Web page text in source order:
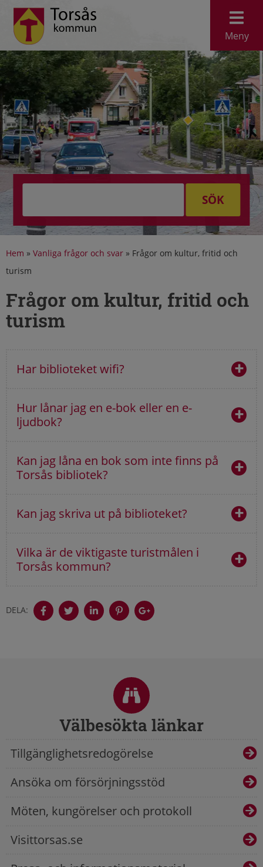
Meny
SÖK
Hem » Vanliga frågor och svar » Frågor om kultur, fritid och
turism
Frågor om kultur, fritid och
turism
Har biblioteket wifi?
Hur lånar jag en e-bok eller en e-
ljudbok?
Kan jag låna en bok som inte finns på
Torsås bibliotek?
Kan jag skriva ut på biblioteket?
Vilka är de viktigaste turistmålen i
Torsås kommun?
DELA:
Välbesökta länkar
Tillgänglighetsredogörelse
Ansöka om försörjningsstöd
Möten, kungörelser och protokoll
Visittorsas.se